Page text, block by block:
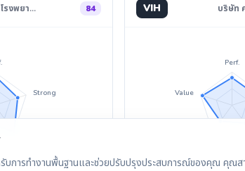
รงพยา… 84
Strong
VIH บริษัท
Perf.
Value
รับการทำงานพื้นฐานและช่วยปรับปรุงประสบการณ์ของคุณ คุณส